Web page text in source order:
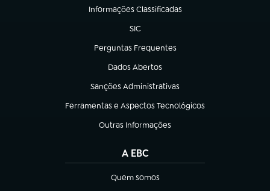
Informações Classificadas
(abre em nova aba)
SIC
(abre em nova aba)
Perguntas Frequentes
(abre em nova aba)
Dados Abertos
(abre em nova aba)
Sanções Administrativas
(abre em nova aba)
Ferramentas e Aspectos Tecnológicos
(abre em nova aba)
Outras Informações
(abre em nova aba)
A EBC
Quem somos
(abre em nova aba)